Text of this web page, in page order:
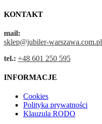
KONTAKT
mail:
sklep@jubiler-warszawa.com.pl
tel.: +48 601 250 595
INFORMACJE
Cookies
Polityka prywatności
Klauzula RODO